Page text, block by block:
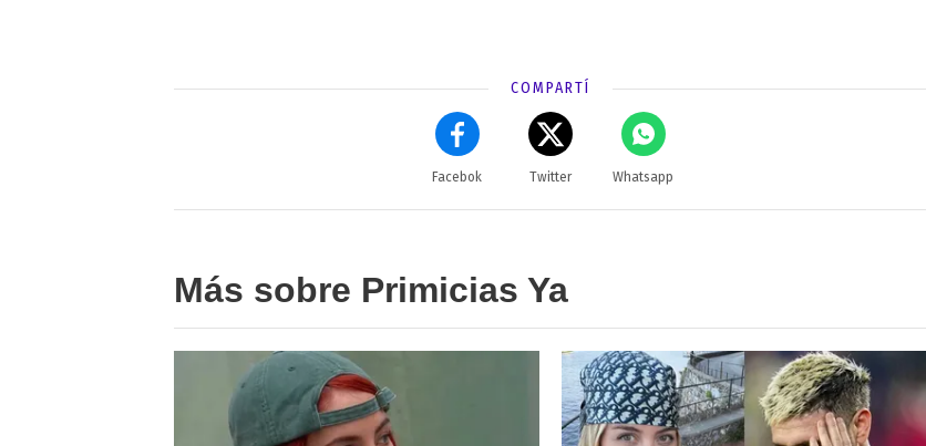
COMPARTÍ
Facebok Twitter Whatsapp
Más sobre Primicias Ya